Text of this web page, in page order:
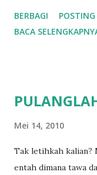
sepi tanpa pernah
beraninya kau hadir
BERBAGI
BACA
Mei 14, 2010
Tak letihkah kalian?
entah dimana tawa